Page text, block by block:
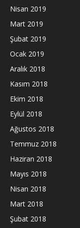
Nisan 2019
Mart 2019
Şubat 2019
Ocak 2019
Aralık 2018
Kasım 2018
Ekim 2018
Eylül 2018
Ağustos 2018
Temmuz 2018
Haziran 2018
Mayıs 2018
Nisan 2018
Mart 2018
Şubat 2018